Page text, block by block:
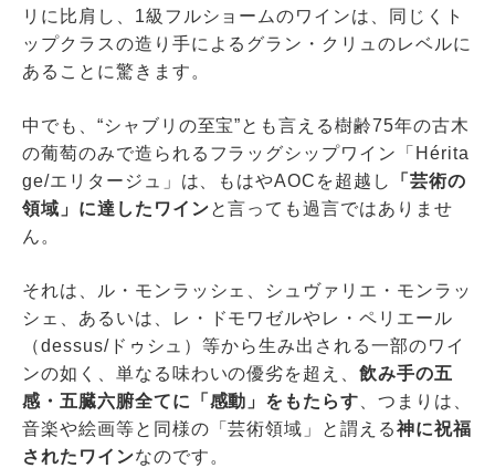
リに比肩し、1級フルショームのワインは、同じくト
ップクラスの造り手によるグラン・クリュのレベルに
あることに驚きます。
中でも、“シャブリの至宝”とも言える樹齢75年の古木
の葡萄のみで造られるフラッグシップワイン「Hérita
ge/エリタージュ」は、もはやAOCを超越し
「芸術の
領域」に達したワインと言っても過言ではありませ
ん。
それは、ル・モンラッシェ、シュヴァリエ・モンラッ
シェ、あるいは、レ・ドモワゼルやレ・ペリエール
（dessus/ドゥシュ）等から生み出される一部のワイ
ンの如く、単なる味わいの優劣を超え、飲み手の五
感・五臓六腑全てに「感動」をもたらす 、つまりは、
音楽や絵画等と同様の「芸術領域」と謂える神に祝福
されたワインなのです。